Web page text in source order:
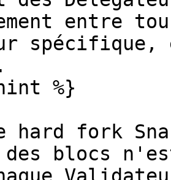
entre
spécifique,
hard fork
des blocs